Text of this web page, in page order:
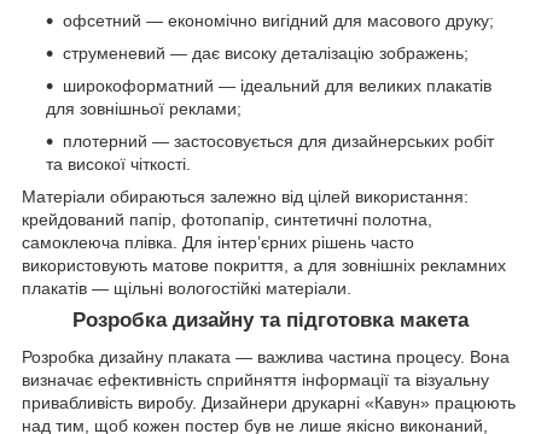
офсетний — економічно вигідний для масового друку;
струменевий — дає високу деталізацію зображень;
широкоформатний — ідеальний для великих плакатів
для зовнішньої реклами;
плотерний — застосовується для дизайнерських робіт
та високої чіткості.
Матеріали обираються залежно від цілей використання:
крейдований папір, фотопапір, синтетичні полотна,
самоклеюча плівка. Для інтер’єрних рішень часто
використовують матове покриття, а для зовнішніх рекламних
плакатів — щільні вологостійкі матеріали.
Розробка дизайну та підготовка макета
Розробка дизайну плаката — важлива частина процесу. Вона
визначає ефективність сприйняття інформації та візуальну
привабливість виробу. Дизайнери друкарні «Кавун» працюють
над тим, щоб кожен постер був не лише якісно виконаний,